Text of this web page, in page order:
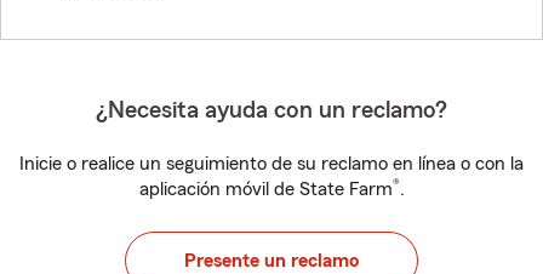
¿Necesita ayuda con un reclamo?
Inicie o realice un seguimiento de su reclamo en línea o con la
aplicación móvil de State Farm®.
Presente un reclamo